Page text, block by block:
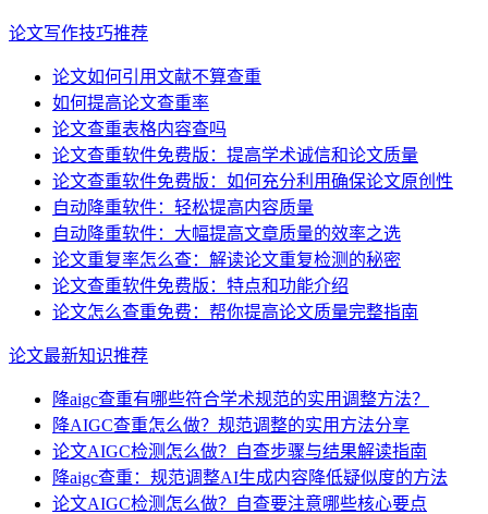
论文写作技巧推荐
论文如何引用文献不算查重
如何提高论文查重率
论文查重表格内容查吗
论文查重软件免费版：提高学术诚信和论文质量
论文查重软件免费版：如何充分利用确保论文原创性
自动降重软件：轻松提高内容质量
自动降重软件：大幅提高文章质量的效率之选
论文重复率怎么查：解读论文重复检测的秘密
论文查重软件免费版：特点和功能介绍
论文怎么查重免费：帮你提高论文质量完整指南
论文最新知识推荐
降aigc查重有哪些符合学术规范的实用调整方法？
降AIGC查重怎么做？规范调整的实用方法分享
论文AIGC检测怎么做？自查步骤与结果解读指南
降aigc查重：规范调整AI生成内容降低疑似度的方法
论文AIGC检测怎么做？自查要注意哪些核心要点